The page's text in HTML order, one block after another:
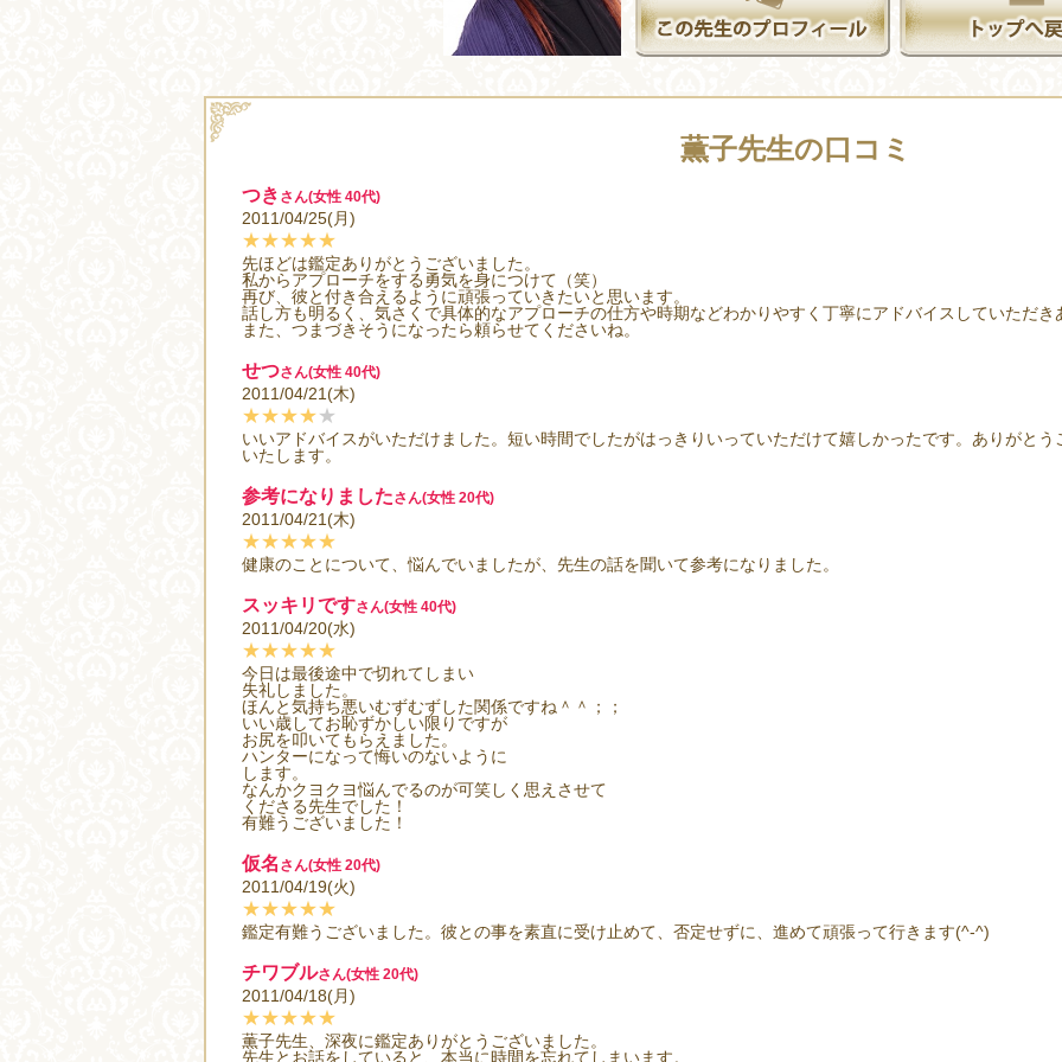
薫子先生の口コミ
つき さん(女性 40代)
2011/04/25(月)
★★★★★
先ほどは鑑定ありがとうございました。
私からアプローチをする勇気を身につけて（笑）
再び、彼と付き合えるように頑張っていきたいと思います。
話し方も明るく、気さくで具体的なアプローチの仕方や時期などわかりやすく丁寧にアドバイスしていただ
また、つまづきそうになったら頼らせてくださいね。
せつさん(女性 40代)
2011/04/21(木)
★★★★★
いいアドバイスがいただけました。短い時間でしたがはっきりいっていただけて嬉しかったです。ありがと
いたします。
参考になりましたさん(女性 20代)
2011/04/21(木)
★★★★★
健康のことについて、悩んでいましたが、先生の話を聞いて参考になりました。
スッキリですさん(女性 40代)
2011/04/20(水)
★★★★★
今日は最後途中で切れてしまい
失礼しました。
ほんと気持ち悪いむずむずした関係ですね＾＾；；
いい歳してお恥ずかしい限りですが
お尻を叩いてもらえました。
ハンターになって悔いのないように
します。
なんかクヨクヨ悩んでるのが可笑しく思えさせて
くださる先生でした！
有難うございました！
仮名 さん(女性 20代)
2011/04/19(火)
★★★★★
鑑定有難うございました。彼との事を素直に受け止めて、否定せずに、進めて頑張って行きます(^-^)
チワブルさん(女性 20代)
2011/04/18(月)
★★★★★
薫子先生、深夜に鑑定ありがとうございました。
先生とお話をしていると、本当に時間を忘れてしまいます。